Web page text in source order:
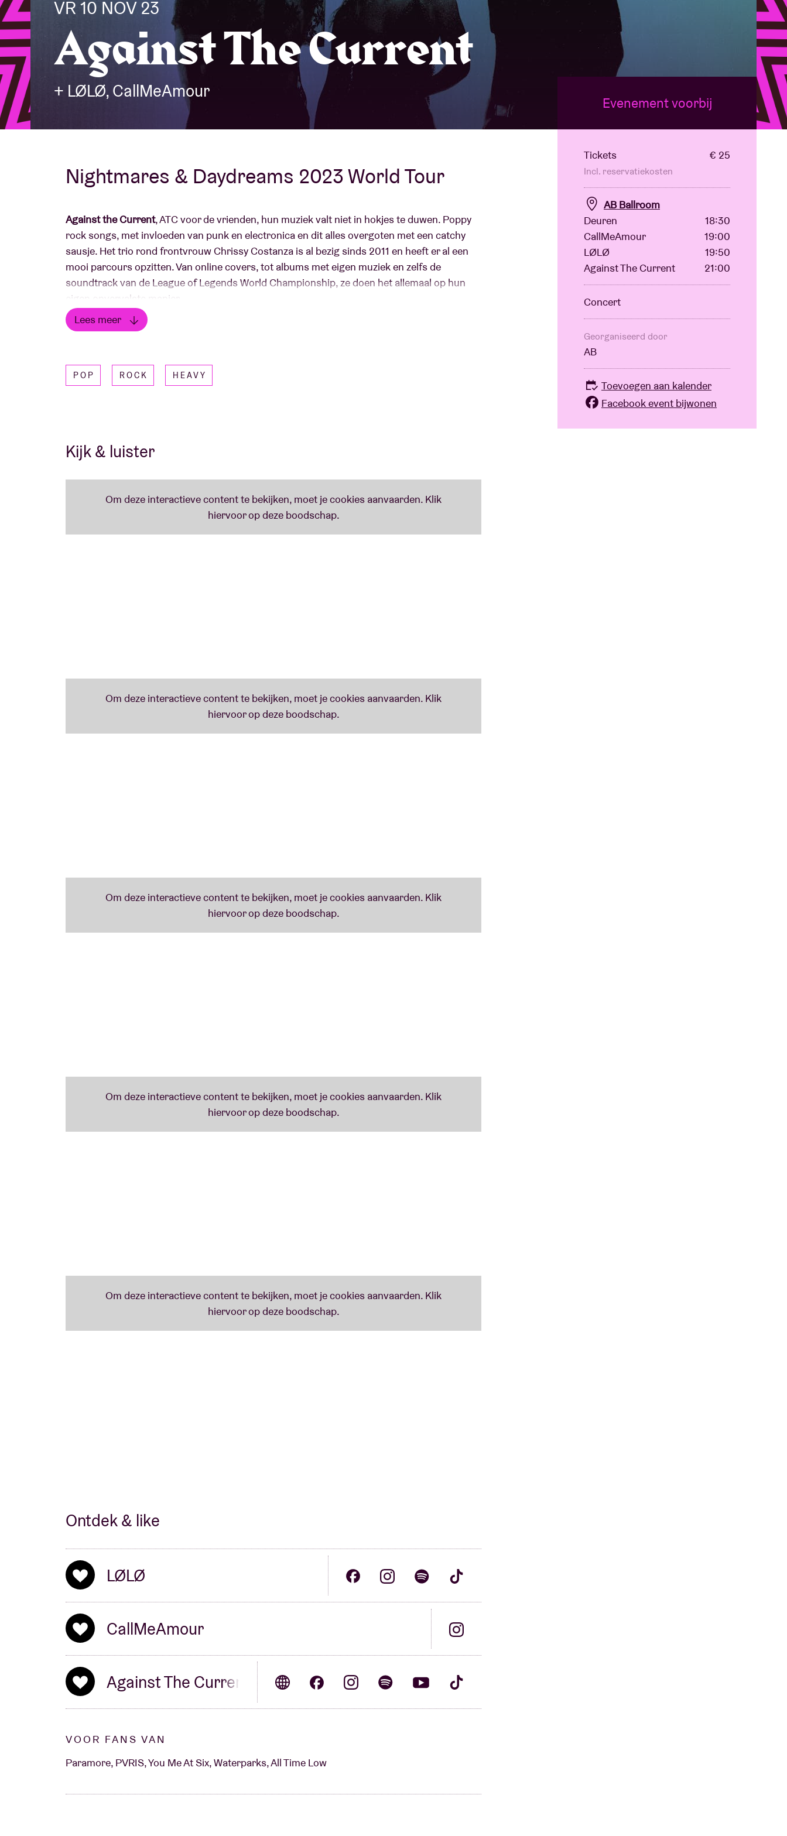
Bezoekersinfo
AB ❤ you
Over AB
Contact
VR 10 NOV 23
Against The Current
+ LØLØ, CallMeAmour
Nightmares & Daydreams 2023 World Tour
Against the Current, ATC voor de vrienden, hun muziek valt niet in hokjes te duwen. Poppy
rock songs, met invloeden van punk en electronica en dit alles overgoten met een catchy
sausje. Het trio rond frontvrouw Chrissy Costanza is al bezig sinds 2011 en heeft er al een
mooi parcours opzitten. Van online covers, tot albums met eigen muziek en zelfs de
soundtrack van de League of Legends World Championship, ze doen het allemaal op hun
eigen onvervalste manier.
Lees meer
POP ROCK HEAVY
Kijk & luister
Ontdek & like
LØLØ
CallMeAmour
Against The Current
VOOR FANS VAN
Paramore, PVRIS, You Me At Six, Waterparks, All Time Low
Evenement voorbij
Tickets € 25
Incl. reservatiekosten
AB Ballroom
Deuren
18:30
CallMeAmour
19:00
LØLØ
19:50
Against The Current
21:00
Concert
Georganiseerd door
AB
Toevoegen aan kalender
Facebook event bijwonen